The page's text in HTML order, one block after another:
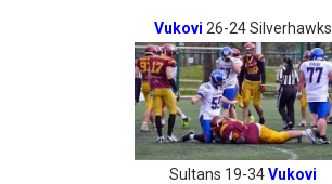
Vukovi 26-24 Silverhawks
Sultans 19-34Vukovi